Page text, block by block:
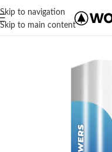
Skip to navigation
Skip to main content